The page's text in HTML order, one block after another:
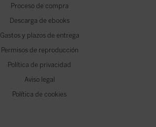
Proceso de compra
Descarga de ebooks
Gastos y plazos de entrega
Permisos de reproducción
Política de privacidad
Aviso legal
Política de cookies